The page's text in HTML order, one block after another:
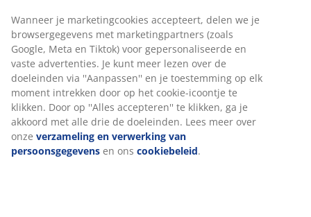
Wanneer je marketingcookies accepteert, delen we je
browsergegevens met marketingpartners (zoals
Google, Meta en Tiktok) voor gepersonaliseerde en
vaste advertenties. Je kunt meer lezen over de
doeleinden via ''Aanpassen'' en je toestemming op elk
moment intrekken door op het cookie-icoontje te
klikken. Door op ''Alles accepteren'' te klikken, ga je
akkoord met alle drie de doeleinden. Lees meer over
onze verzameling en verwerking van
persoonsgegevens en ons cookiebeleid.